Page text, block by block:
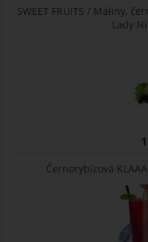
SWEET FRUITS / Maliny,
Lady
Černorybízová